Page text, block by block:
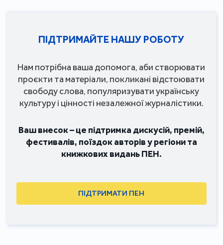
ПІДТРИМАЙТЕ НАШУ РОБОТУ
Нам потрібна ваша допомога, аби створювати
проєкти та матеріали, покликані відстоювати
свободу слова, популяризувати українську
культуру і цінності незалежної журналістики.
Ваш внесок – це підтримка дискусій, премій,
фестивалів, поїздок авторів у регіони та
книжкових видань ПЕН.
ПІДТРИМАТИ ПЕН